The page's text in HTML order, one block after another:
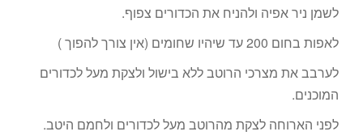
לשמן ניר אפיה ולהניח את הכדורים צפוף.
לאפות בחום 200 עד שיהיו שחומים (אין צורך להפוך )
לערבב את מצרכי הרוטב ללא בישול ולצקת מעל לכדורים
המוכנים.
לפני הארוחה לצקת מהרוטב מעל לכדורים ולחמם היטב.